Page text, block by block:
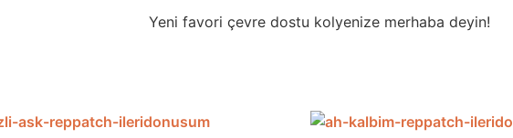
Yeni favori çevre dostu kolyenize merhaba deyin!